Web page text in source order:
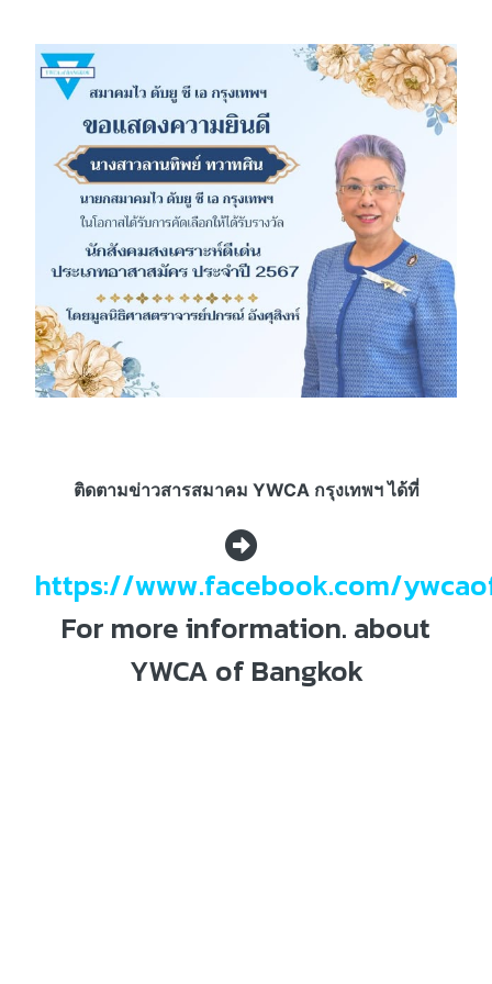
ติดตามข่าวสารสมาคม YWCA กรุงเทพฯ ได้ที่
https://www.facebook.com/
For more information. about
YWCA of Bangkok